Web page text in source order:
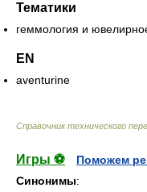
Тематики
геммология и
EN
aventurine
Справочник технического
Игры ⚽
Поможем
Синонимы: